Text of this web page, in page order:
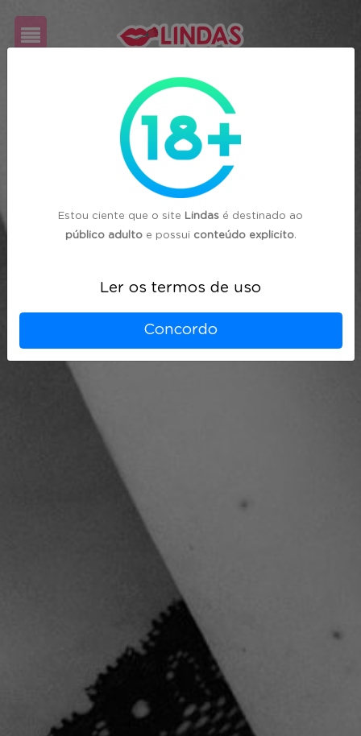
Estou ciente que o site Lindas é destinado ao
público adultoe possui conteúdo explicito.
Ler os termos de uso
Concordo